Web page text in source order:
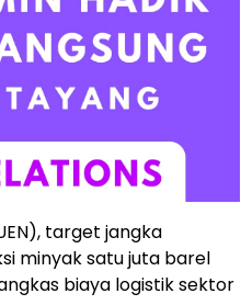
target jangka
minyak satu juta barel
biaya logistik sektor